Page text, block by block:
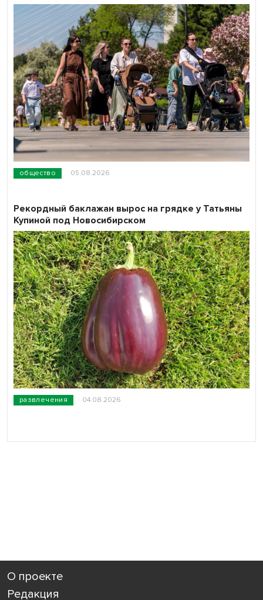
общество 05.08.2026
развлечения 04.08.2026
Рекордный баклажан вырос на грядке у Татьяны
Купиной под Новосибирском
О проекте
Редакция